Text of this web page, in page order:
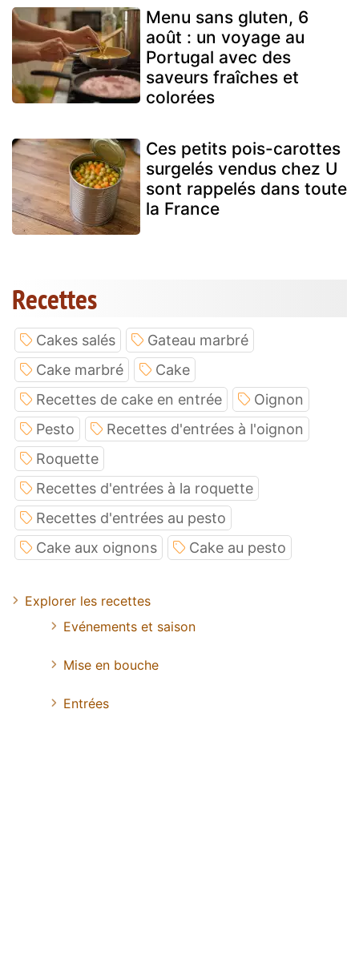
Menu sans gluten, 6
août : un voyage au
Portugal avec des
saveurs fraîches et
colorées
Ces petits pois-carottes
surgelés vendus chez U
sont rappelés dans toute
la France
Recettes
Cakes salés
Gateau marbré
Cake marbré
Cake
Recettes de cake en entrée
Oignon
Pesto
Recettes d'entrées à l'oignon
Roquette
Recettes d'entrées à la roquette
Recettes d'entrées au pesto
Cake aux oignons
Cake au pesto
Explorer les recettes
Evénements et saison
Mise en bouche
Entrées